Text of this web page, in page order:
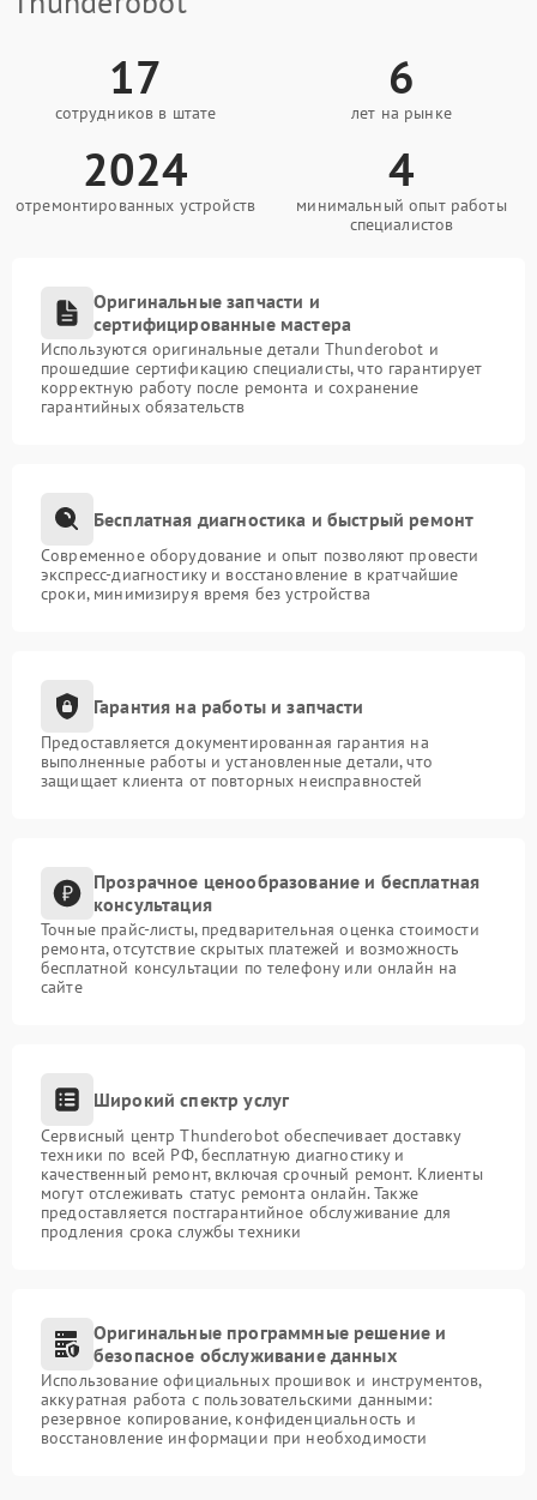
17
сотрудников в штате
6
лет на рынке
2024
отремонтированных устройств
4
минимальный опыт работы
специалистов
Оригинальные запчасти и
сертифицированные мастера
Используются оригинальные детали Thunderobot и
прошедшие сертификацию специалисты, что гарантирует
корректную работу после ремонта и сохранение
гарантийных обязательств
Бесплатная диагностика и быстрый ремонт
Современное оборудование и опыт позволяют провести
экспресс-диагностику и восстановление в кратчайшие
сроки, минимизируя время без устройства
Гарантия на работы и запчасти
Предоставляется документированная гарантия на
выполненные работы и установленные детали, что
защищает клиента от повторных неисправностей
Прозрачное ценообразование и бесплатная
консультация
Точные прайс-листы, предварительная оценка стоимости
ремонта, отсутствие скрытых платежей и возможность
бесплатной консультации по телефону или онлайн на
сайте
Широкий спектр услуг
Сервисный центр Thunderobot обеспечивает доставку
техники по всей РФ, бесплатную диагностику и
качественный ремонт, включая срочный ремонт. Клиенты
могут отслеживать статус ремонта онлайн. Также
предоставляется постгарантийное обслуживание для
продления срока службы техники
Оригинальные программные решение и
безопасное обслуживание данных
Использование официальных прошивок и инструментов,
аккуратная работа с пользовательскими данными:
резервное копирование, конфиденциальность и
восстановление информации при необходимости